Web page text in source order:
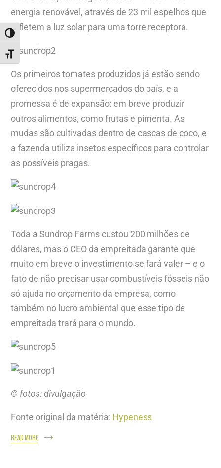
ALTERNAR ALTO CONTRASTE
ALTERNAR TAMANHO DA FONTE
energia renovável, através de 23 mil espelhos que
refletem a luz solar para uma torre receptora.
Os primeiros tomates produzidos já estão sendo
oferecidos nos supermercados do país, e a
promessa é de expansão: em breve produzir
outros alimentos, como frutas e pimenta. As
mudas são cultivadas dentro de cascas de coco, e
a fazenda utiliza insetos específicos para controlar
as possíveis pragas.
Toda a Sundrop Farms custou 200 milhões de
dólares, mas o CEO da empreitada garante que
muito em breve o investimento se fará valer – e o
fato de não precisar usar combustíveis fósseis não
só ajuda no orçamento da empresa, como
também no lucro ambiental que esse tipo de
empreitada trará para o mundo.
© fotos: divulgação
Fonte original da matéria: Hypeness
READ MORE